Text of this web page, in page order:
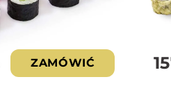
ZAMÓWIĆ